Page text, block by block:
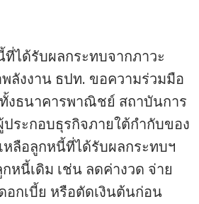
ได้รับผลกระทบจากภาวะ
ลังงาน ธปท. ขอความร่วมมือ
งธนาคารพาณิชย์ สถาบันการ
ประกอบธุรกิจภายใต้กำกับของ
หลือลูกหนี้ที่ได้รับผลกระทบฯ
หนี้เดิม เช่น ลดค่างวด จ่าย
อกเบี้ย หรือตัดเงินต้นก่อน